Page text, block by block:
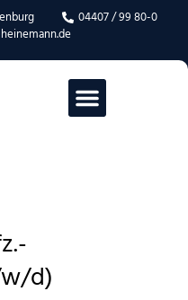
04407 / 99 80-0
d)